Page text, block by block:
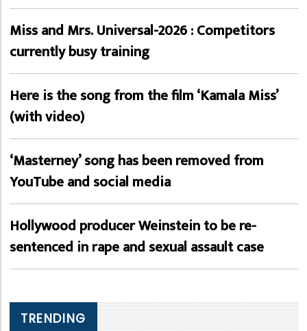
Miss and Mrs. Universal-2026 : Competitors
currently busy training
Here is the song from the film ‘Kamala Miss’
(with video)
‘Masterney’ song has been removed from
YouTube and social media
Hollywood producer Weinstein to be re-
sentenced in rape and sexual assault case
TRENDING